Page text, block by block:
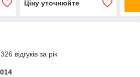
Ціну уточнюйте
відгуків за рік